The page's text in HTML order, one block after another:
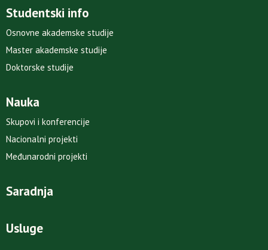
Studentski info
Osnovne akademske studije
Master akademske studije
Doktorske studije
Nauka
Skupovi i konferencije
Nacionalni projekti
Međunarodni projekti
Saradnja
Usluge